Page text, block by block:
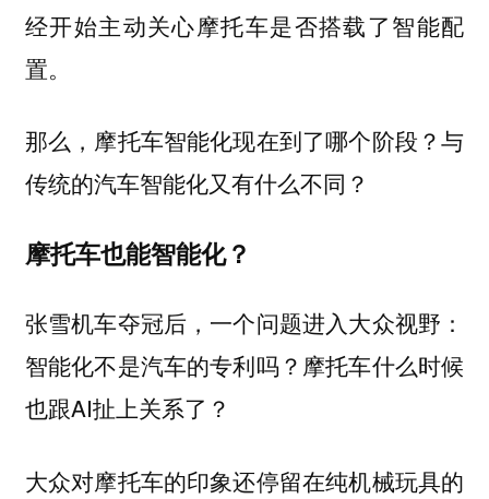
经开始主动关心摩托车是否搭载了智能配
置。
那么，摩托车智能化现在到了哪个阶段？与
传统的汽车智能化又有什么不同？
摩托车也能智能化？
张雪机车夺冠后，一个问题进入大众视野：
智能化不是汽车的专利吗？摩托车什么时候
也跟AI扯上关系了？
大众对摩托车的印象还停留在纯机械玩具的